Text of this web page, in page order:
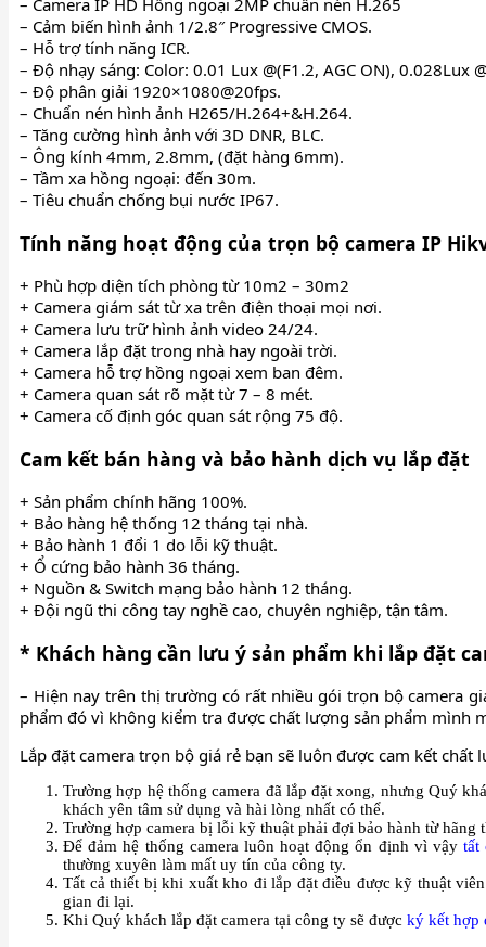
– Camera IP HD Hồng ngoại 2MP chuẩn nén H.265
– Cảm biến hình ảnh 1/2.8″ Progressive CMOS.
– Hỗ trợ tính năng ICR.
– Độ nhạy sáng: Color: 0.01 Lux @(F1.2, AGC ON), 0.028Lux
– Độ phân giải 1920×1080@20fps.
– Chuẩn nén hình ảnh H265/H.264+&H.264.
– Tăng cường hình ảnh với 3D DNR, BLC.
– Ông kính 4mm, 2.8mm, (đặt hàng 6mm).
– Tầm xa hồng ngoại: đến 30m.
– Tiêu chuẩn chống bụi nước IP67.
Tính năng hoạt động của trọn bộ camera IP
+ Phù hợp diện tích phòng từ 10m2 – 30m2
+ Camera giám sát từ xa trên điện thoại mọi nơi.
+ Camera lưu trữ hình ảnh video 24/24.
+ Camera lắp đặt trong nhà hay ngoài trời.
+ Camera hỗ trợ hồng ngoại xem ban đêm.
+ Camera quan sát rõ mặt từ 7 – 8 mét.
+ Camera cố định góc quan sát rộng 75 độ.
Cam kết bán hàng và bảo hành dịch vụ lắp đặt
+ Sản phẩm chính hãng 100%.
+ Bảo hàng hệ thống 12 tháng tại nhà.
+ Bảo hành 1 đổi 1 do lỗi kỹ thuật.
+ Ổ cứng bảo hành 36 tháng.
+ Nguồn & Switch mạng bảo hành 12 tháng.
+ Đội ngũ thi công tay nghề cao, chuyên nghiệp, tận tâm.
* Khách hàng cần lưu ý sản phẩm khi lắp đặt
– Hiện nay trên thị trường có rất nhiều gói trọn bộ camera
phẩm đó vì không kiểm tra được chất lượng sản phẩm mình
Lắp đặt camera trọn bộ giá rẻ bạn sẽ luôn được cam kết
Trường hợp hệ thống camera đã lắp đặt xong, nhưng Quý
khách yên tâm sử dụng và hài lòng nhất có thể.
Trường hợp camera bị lỗi kỹ thuật phải đợi bảo hành từ hãng
Để đảm hệ thống camera luôn hoạt động ổn định vì vậytất
thường xuyên làm mất uy tín của công ty.
Tất cả thiết bị khi xuất kho đi lắp đặt điều được kỹ thuật
gian đi lại.
Khi Quý khách lắp đặt camera tại công ty sẽ được ký kết hợp